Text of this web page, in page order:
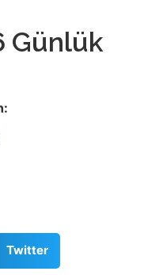
Günlük
Twitter